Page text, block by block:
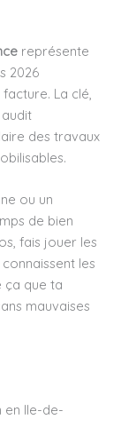
représente
2026
La clé,
des travaux
ou un
de bien
fais jouer les
les
ça que ta
mauvaises
en Ile-de-